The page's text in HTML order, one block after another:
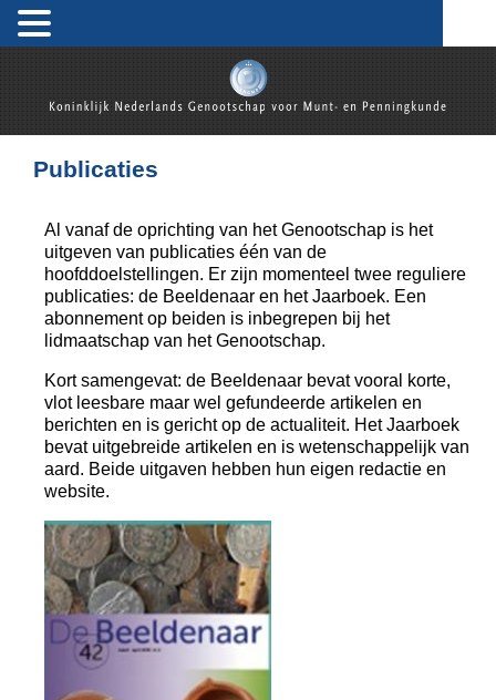
Koninklijk Nederlands Genootschap voor Munt- en
Publicaties
Al vanaf de oprichting van het Genootschap is het
uitgeven van publicaties één van de
hoofddoelstellingen. Er zijn momenteel twee reguliere
publicaties: de Beeldenaar en het Jaarboek. Een
abonnement op beiden is inbegrepen bij het
lidmaatschap van het Genootschap.
Kort samengevat: de Beeldenaar bevat vooral korte,
vlot leesbare maar wel gefundeerde artikelen en
berichten en is gericht op de actualiteit. Het Jaarboek
bevat uitgebreide artikelen en is wetenschappelijk van
aard. Beide uitgaven hebben hun eigen redactie en
website.